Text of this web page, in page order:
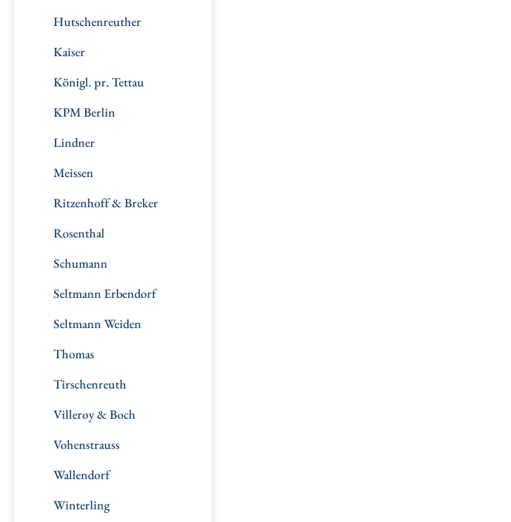
Hutschenreuther
Kaiser
Königl. pr. Tettau
KPM Berlin
Lindner
Meissen
Ritzenhoff & Breker
Rosenthal
Schumann
Seltmann Erbendorf
Seltmann Weiden
Thomas
Tirschenreuth
Villeroy & Boch
Vohenstrauss
Wallendorf
Winterling